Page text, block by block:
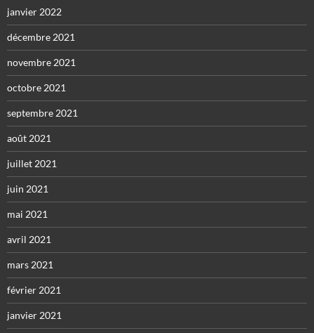
janvier 2022
décembre 2021
novembre 2021
octobre 2021
septembre 2021
août 2021
juillet 2021
juin 2021
mai 2021
avril 2021
mars 2021
février 2021
janvier 2021